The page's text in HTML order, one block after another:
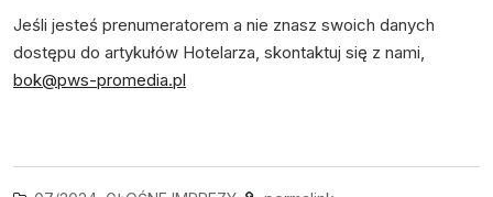
Jeśli jesteś prenumeratorem a nie znasz swoich danych
dostępu do artykułów Hotelarza, skontaktuj się z nami,
bok@pws-promedia.pl